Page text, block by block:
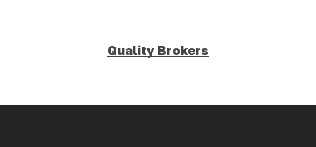
Quality Brokers